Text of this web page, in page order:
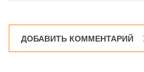
ДОБАВИТЬ КОММЕНТАРИЙ